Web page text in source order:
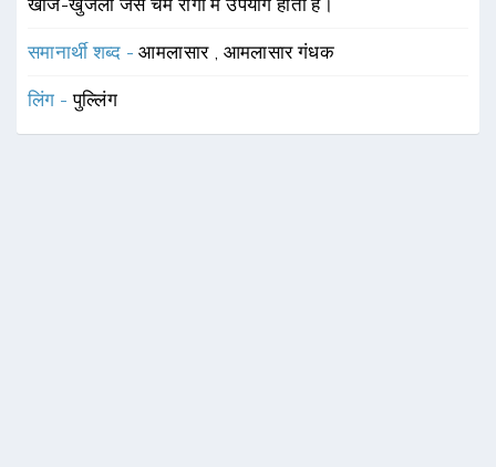
खाज-खुजली जैसे चर्म रोगों में उपयोग होता है।
समानार्थी शब्द -आमलासार , आमलासार गंधक
लिंग -पुल्लिंग